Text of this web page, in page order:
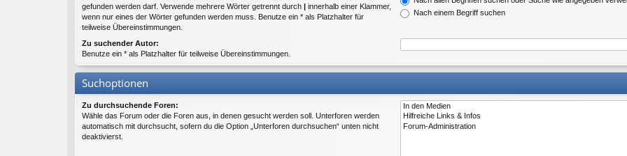
gefunden werden darf. Verwende mehrere Wörter getrennt durch | innerhalb einer Klammer,
wenn nur eines der Wörter gefunden werden muss. Benutze ein * als Platzhalter für
teilweise Übereinstimmungen.
Nach einem Begriff suchen
Zu suchender Autor:
Benutze ein * als Platzhalter für teilweise Übereinstimmungen.
Suchoptionen
Zu durchsuchende Foren:
Wähle das Forum oder die Foren aus, in denen gesucht werden soll. Unterforen werden
automatisch mit durchsucht, sofern du die Option „Unterforen durchsuchen“ unten nicht
deaktivierst.